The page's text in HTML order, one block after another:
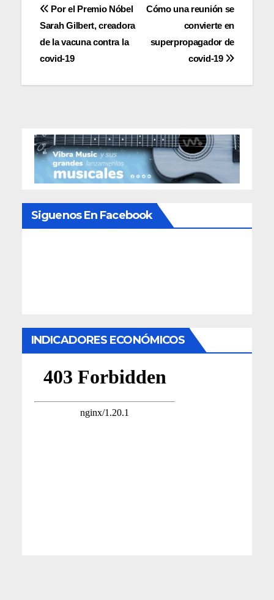
Navegación
de
entradas
Cómo una reunión se
convierte en
superpropagador de
covid-19
Por el Premio Nóbel
Sarah Gilbert, creadora
de la vacuna contra la
covid-19
Siguenos En Facebook
INDICADORES ECONÓMICOS